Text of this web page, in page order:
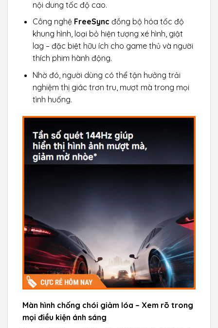
nội dung tốc độ cao.
Công nghệ FreeSync đồng bộ hóa tốc độ
khung hình, loại bỏ hiện tượng xé hình, giật
lag – đặc biệt hữu ích cho game thủ và người
thích phim hành động.
Nhờ đó, người dùng có thể tận hưởng trải
nghiệm thị giác trơn tru, mượt mà trong mọi
tình huống.
Màn hình chống chói giảm lóa – Xem rõ trong
mọi điều kiện ánh sáng